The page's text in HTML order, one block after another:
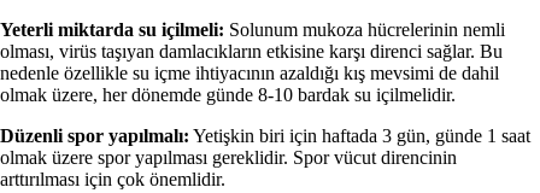
Yeterli miktarda su içilmeli: Solunum mukoza hücrelerinin nemli
olması, virüs taşıyan damlacıkların etkisine karşı direnci sağlar. Bu
nedenle özellikle su içme ihtiyacının azaldığı kış mevsimi de dahil
olmak üzere, her dönemde günde 8-10 bardak su içilmelidir.
Düzenli spor yapılmalı: Yetişkin biri için haftada 3 gün, günde 1 saat
olmak üzere spor yapılması gereklidir. Spor vücut direncinin
arttırılması için çok önemlidir.